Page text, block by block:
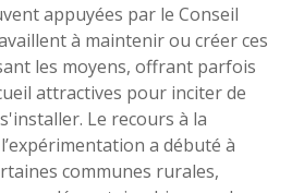
appuyées par le Conseil
à maintenir ou créer ces
les moyens, offrant parfois
attractives pour inciter de
Le recours à la
a débuté à
communes rurales,